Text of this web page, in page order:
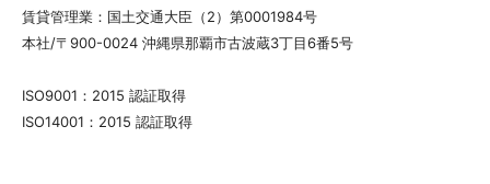
賃貸管理業：国土交通大臣（2）第0001984号
本社/〒900-0024 沖縄県那覇市古波蔵3丁目6番5号
ISO9001：2015 認証取得
ISO14001：2015 認証取得